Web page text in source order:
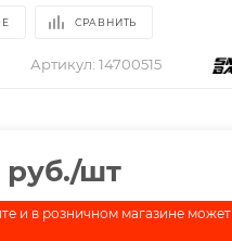
СРАВНИТЬ
Артикул: 14700515
руб./шт
и в розничном магазине может